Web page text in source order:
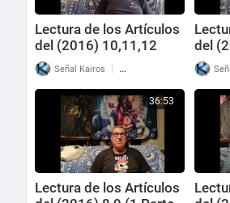
Lectura de los Artículos
del (2016) 10,11,12
Señal Kairos | 32 Reproducciones
del
36:53
Lectura de los Artículos